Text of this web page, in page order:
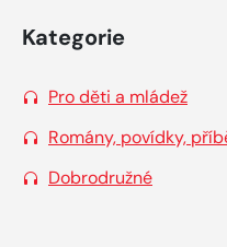
Kategorie
Pro děti a mládež
Romány, povídky,
Dobrodružné